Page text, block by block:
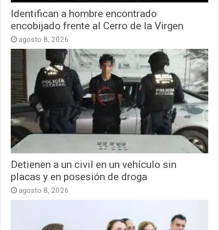
Identifican a hombre encontrado
encobijado frente al Cerro de la Virgen
agosto 8, 2026
Detienen a un civil en un vehículo sin
placas y en posesión de droga
agosto 8, 2026